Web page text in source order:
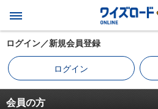
ログイン／新規会員登録
ログイン
会員の方